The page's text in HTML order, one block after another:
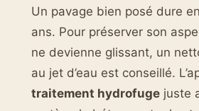
Un pavage bien posé dure
ans. Pour préserver son
ne devienne glissant, un
au jet d’eau est conseillé.
traitement hydrofuge juste